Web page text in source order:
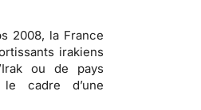
2008, la France
irakiens
ou de pays
cadre d’une